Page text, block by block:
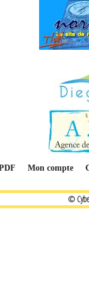
Mon compte
©